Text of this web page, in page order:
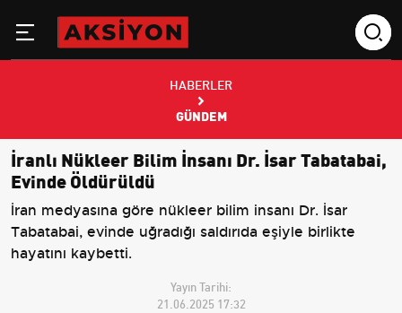
HABERLER
GÜNDEM
İranlı Nükleer Bilim İnsanı Dr. İsar Tabatabai,
Evinde Öldürüldü
İran medyasına göre nükleer bilim insanı Dr. İsar
Tabatabai, evinde uğradığı saldırıda eşiyle birlikte
hayatını kaybetti.
Yayın Tarihi:
21.06.2025 17:32